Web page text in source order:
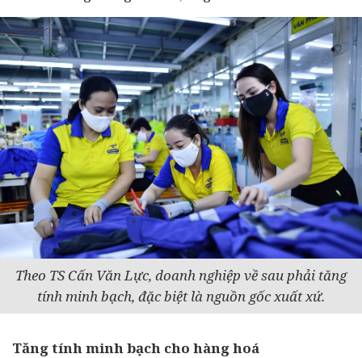
Theo TS Cấn Văn Lực, doanh nghiệp về sau phải tăng
tính minh bạch, đặc biệt là nguồn gốc xuất xứ.
Tăng tính minh bạch cho hàng hoá